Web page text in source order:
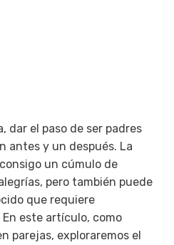
dar el paso de ser padres
antes y un después. La
un cúmulo de
pero también puede
que requiere
este artículo, como
parejas, exploraremos el